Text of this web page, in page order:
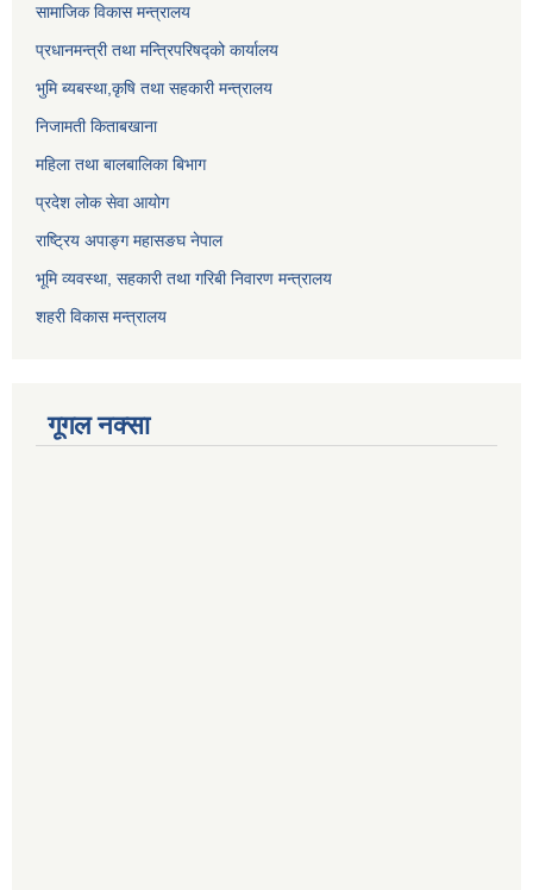
सामाजिक विकास मन्त्रालय
प्रधानमन्त्री तथा मन्त्रिपरिषद्को कार्यालय
भुमि ब्यबस्था,कृषि तथा सहकारी मन्त्रालय
निजामती किताबखाना
महिला तथा बालबालिका बिभाग
प्रदेश लोक सेवा आयोग
राष्ट्रिय अपाङ्ग महासङघ नेपाल
भूमि व्यवस्था, सहकारी तथा गरिबी निवारण मन्त्रालय
शहरी विकास मन्त्रालय
गूगल नक्सा